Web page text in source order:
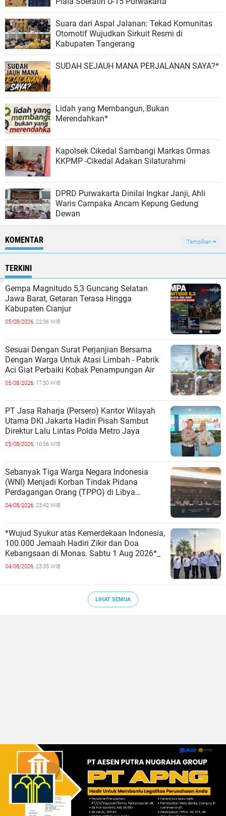
Suara dari Aspal Jalanan: Tekad Komunitas
Otomotif Wujudkan Sirkuit Resmi di
Kabupaten Tangerang
SUDAH SEJAUH MANA PERJALANAN SAYA?*
Lidah yang Membangun, Bukan
Merendahkan*
Kapolsek Cikedal Sambangi Markas Ormas
KKPMP -Cikedal Adakan Silaturahmi
DPRD Purwakarta Dinilai Ingkar Janji, Ahli
Waris Campaka Ancam Kepung Gedung
Dewan
KOMENTAR Tampilkan
TERKINI
Gempa Magnitudo 5,3 Guncang Selatan
Jawa Barat, Getaran Terasa Hingga
Kabupaten Cianjur
05/08/2026, 22:36 WIB
Sesuai Dengan Surat Perjanjian Bersama
Dengan Warga Untuk Atasi Limbah - Pabrik
Aci Giat Perbaiki Kobak Penampungan Air
05/08/2026, 17:30 WIB
PT Jasa Raharja (Persero) Kantor Wilayah
Utama DKI Jakarta Hadiri Pisah Sambut
Direktur Lalu Lintas Polda Metro Jaya
05/08/2026, 10:56 WIB
Sebanyak Tiga Warga Negara Indonesia
(WNI) Menjadi Korban Tindak Pidana
Perdagangan Orang (TPPO) di Libya
Berhasil Dipulangkan Ke - Indonesia. Mereka
04/08/2026, 23:42 WIB
*Wujud Syukur atas Kemerdekaan Indonesia,
100.000 Jemaah Hadiri Zikir dan Doa
Kebangsaan di Monas. Sabtu 1 Aug 2026*_
04/08/2026, 23:35 WIB
LIHAT SEMUA